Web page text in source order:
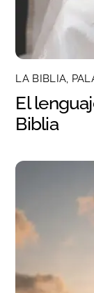
LA BIBLIA,
El
Biblia